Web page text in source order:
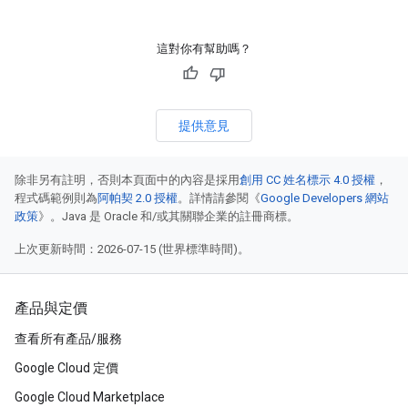
這對你有幫助嗎？
提供意見
除非另有註明，否則本頁面中的內容是採用創用 CC 姓名標示 4.0 授權 ，
程式碼範例則為阿帕契 2.0 授權。詳情請參閱《Google Developers 網站
政策》。Java 是 Oracle 和/或其關聯企業的註冊商標。
上次更新時間：2026-07-15 (世界標準時間)。
產品與定價
查看所有產品/服務
Google Cloud 定價
Google Cloud Marketplace